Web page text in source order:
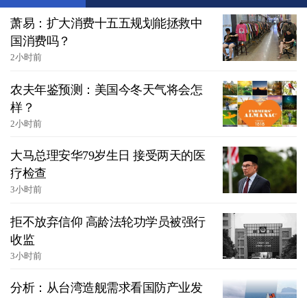
萧易：扩大消费十五五规划能拯救中
国消费吗？
2小时前
农夫年鉴预测：美国今冬天气将会怎
样？
2小时前
大马总理安华79岁生日 接受两天的医
疗检查
3小时前
拒不放弃信仰 高龄法轮功学员被强行
收监
3小时前
分析：从台湾造舰需求看国防产业发